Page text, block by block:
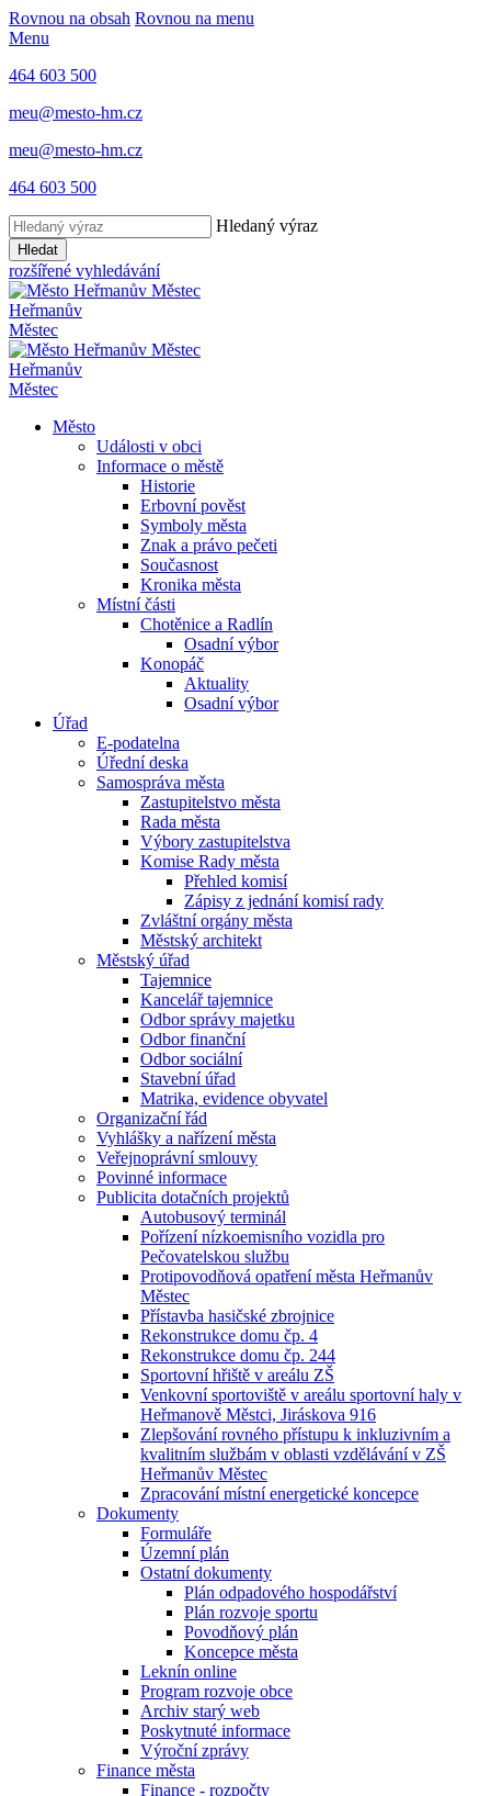
Rovnou na obsah Rovnou na menu
Menu
464 603 500
meu@mesto-hm.cz
meu@mesto-hm.cz
464 603 500
Hledaný výraz
Hledat
rozšířené vyhledávání
Heřmanův
Městec
Heřmanův
Městec
Město
Události v obci
Informace o městě
Historie
Erbovní pověst
Symboly města
Znak a právo pečeti
Současnost
Kronika města
Místní části
Chotěnice a Radlín
Osadní výbor
Konopáč
Aktuality
Osadní výbor
Úřad
E-podatelna
Úřední deska
Samospráva města
Zastupitelstvo města
Rada města
Výbory zastupitelstva
Komise Rady města
Přehled komisí
Zápisy z jednání komisí rady
Zvláštní orgány města
Městský architekt
Městský úřad
Tajemnice
Kancelář tajemnice
Odbor správy majetku
Odbor finanční
Odbor sociální
Stavební úřad
Matrika, evidence obyvatel
Organizační řád
Vyhlášky a nařízení města
Veřejnoprávní smlouvy
Povinné informace
Publicita dotačních projektů
Autobusový terminál
Pořízení nízkoemisního vozidla pro
Pečovatelskou službu
Protipovodňová opatření města Heřmanův
Městec
Přístavba hasičské zbrojnice
Rekonstrukce domu čp. 4
Rekonstrukce domu čp. 244
Sportovní hřiště v areálu ZŠ
Venkovní sportoviště v areálu sportovní haly v
Heřmanově Městci, Jiráskova 916
Zlepšování rovného přístupu k inkluzivním a
kvalitním službám v oblasti vzdělávání v ZŠ
Heřmanův Městec
Zpracování místní energetické koncepce
Dokumenty
Formuláře
Územní plán
Ostatní dokumenty
Plán odpadového hospodářství
Plán rozvoje sportu
Povodňový plán
Koncepce města
Leknín online
Program rozvoje obce
Archiv starý web
Poskytnuté informace
Výroční zprávy
Finance města
Finance - rozpočty